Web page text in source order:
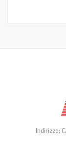
Indirizzo: